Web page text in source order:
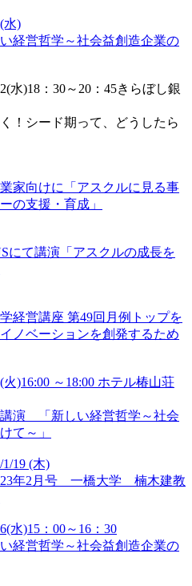
水)
営哲学～社会益創造企業の
水)18：30～20：45きらぼし銀
！シード期って、どうしたら
家向けに「アスクルに見る事
の支援・育成」
にて講演「アスクルの成長を
経営講座 第49回月例トップを
ノベーションを創発するため
火)16:00 ～18:00 ホテル椿山荘
演 「新しい経営哲学～社会
て～」
1/19 (木)
年2月号 一橋大学 楠木建教
水)15：00～16：30
営哲学～社会益創造企業の